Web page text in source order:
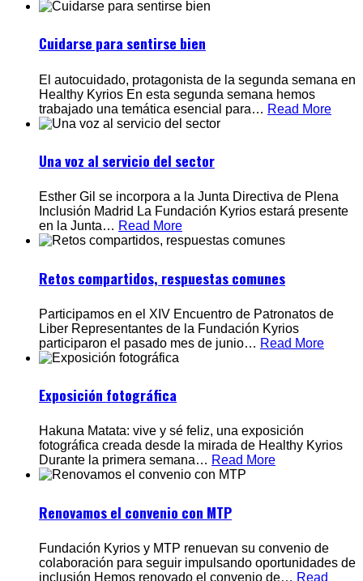
Cuidarse para sentirse bien
El autocuidado, protagonista de la segunda semana en
Healthy Kyrios En esta segunda semana hemos
trabajado una temática esencial para… Read More
Una voz al servicio del sector
Esther Gil se incorpora a la Junta Directiva de Plena
Inclusión Madrid La Fundación Kyrios estará presente
en la Junta… Read More
Retos compartidos, respuestas comunes
Participamos en el XIV Encuentro de Patronatos de
Liber Representantes de la Fundación Kyrios
participaron el pasado mes de junio… Read More
Exposición fotográfica
Hakuna Matata: vive y sé feliz, una exposición
fotográfica creada desde la mirada de Healthy Kyrios
Durante la primera semana… Read More
Renovamos el convenio con MTP
Fundación Kyrios y MTP renuevan su convenio de
colaboración para seguir impulsando oportunidades de
inclusión Hemos renovado el convenio de… Read